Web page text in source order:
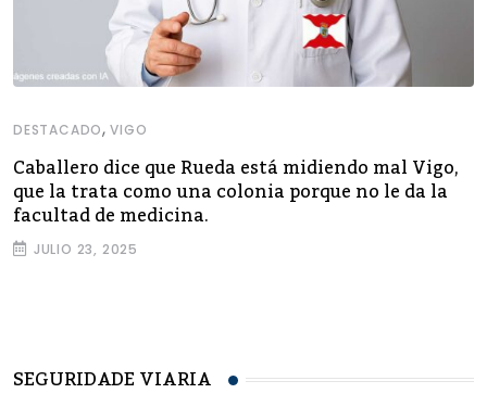
DESTACADO,VIGO
Caballero dice que Rueda está midiendo mal Vigo,
que la trata como una colonia porque no le da la
facultad de medicina.
JULIO 23, 2025
SEGURIDADE VIARIA